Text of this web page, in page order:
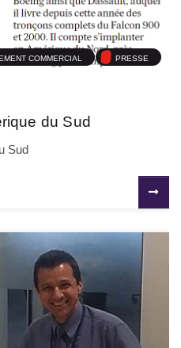
COMMERCIAL PRESSE
du Sud
Sud